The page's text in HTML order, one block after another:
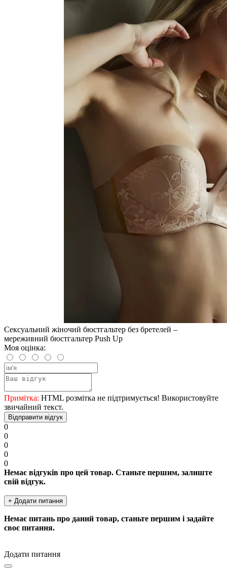
Сексуальний жіночий бюстгальтер без бретелей –
мереживний бюстгальтер Push Up
Моя оцінка:
Примітка: HTML розмітка не підтримується! Використовуйте
звичайний текст.
Відправити відгук
0
0
0
0
0
Немає відгуків про цей товар. Станьте першим, залиште
свій відгук.
+ Додати питання
Немає питань про даний товар, станьте першим і задайте
своє питання.
Додати питання